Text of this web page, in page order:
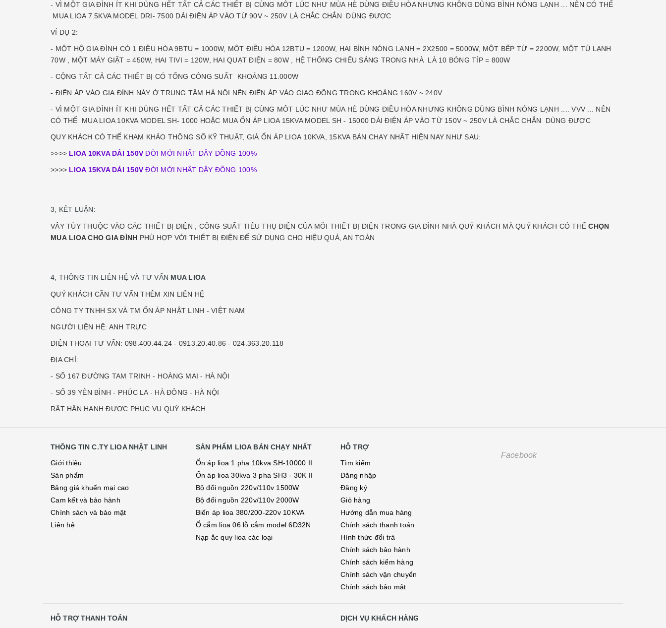
- VÌ MỘT GIA ĐÌNH ÍT KHI DÙNG HẾT TẤT CẢ CÁC THIẾT BỊ CÙNG MÔT LÚC NHƯ MÙA HÈ DÙNG ĐIỀU HÒA NHƯNG KHÔNG DÙNG BÌNH NÓNG LẠNH ... NÊN CÓ THỂ
MUA LIOA 7.5KVA MODEL DRI- 7500 DẢI ĐIỆN ÁP VÀO TỪ 90V ~ 250V LÀ CHẮC CHẮN DÙNG ĐƯỢC
VÍ DỤ 2:
- MỘT HỘ GIA ĐÌNH CÓ 1 ĐIỀU HÒA 9BTU = 1000W, MÔT ĐIỀU HÒA 12BTU = 1200W, HAI BÌNH NÓNG LẠNH = 2X2500 = 5000W, MỘT BẾP TỪ = 2200W, MỘT TỦ LẠNH
70W , MỘT MÁY GIẶT = 450W, HAI TIVI = 120W, HAI QUẠT ĐIỆN = 80W , HỆ THỐNG CHIẾU SÁNG TRONG NHÀ LÀ 10 BÓNG TÍP = 800W
- CỘNG TẤT CẢ CÁC THIẾT BỊ CÓ TỔNG CÔNG SUẤT KHOẢNG 11.000W
- ĐIỆN ÁP VÀO GIA ĐÌNH NÀY Ở TRUNG TÂM HÀ NỘI NÊN ĐIỆN ÁP VÀO GIAO ĐỘNG TRONG KHOẢNG 160V ~ 240V
- VÌ MỘT GIA ĐÌNH ÍT KHI DÙNG HẾT TẤT CẢ CÁC THIẾT BỊ CÙNG MÔT LÚC NHƯ MÙA HÈ DÙNG ĐIỀU HÒA NHƯNG KHÔNG DÙNG BÌNH NÓNG LẠNH .... VVV ... NÊN
CÓ THỂ MUA LIOA 10KVA MODEL SH- 1000 HOẶC MUA ỔN ÁP LIOA 15KVA MODEL SH - 15000 DẢI ĐIỆN ÁP VÀO TỪ 150V ~ 250V LÀ CHẮC CHẮN DÙNG ĐƯỢC
QUY KHÁCH CÓ THỂ KHAM KHẢO THÔNG SỐ KỸ THUẬT, GIÁ ỔN ÁP LIOA 10KVA, 15KVA BÁN CHẠY NHẤT HIỆN NAY NHƯ SAU:
>>>> LIOA 10KVA DẢI 150V ĐỜI MỚI NHẤT DÂY ĐỒNG 100%
>>>> LIOA 15KVA DẢI 150V ĐỜI MỚI NHẤT DÂY ĐỒNG 100%
3, KÊT LUẬN:
VÂY TÙY THUỘC VÀO CÁC THIẾT BỊ ĐIỆN , CÔNG SUẤT TIÊU THỤ ĐIỆN CỦA MỖI THIẾT BỊ ĐIỆN TRONG GIA ĐÌNH NHÀ QUÝ KHÁCH MÀ QUÝ KHÁCH CÓ THỂCHỌN
MUA LIOA CHO GIA ĐÌNH PHÙ HỢP VỚI THIẾT BỊ ĐIỆN ĐỂ SỬ DỤNG CHO HIỆU QUẢ, AN TOÀN
4, THÔNG TIN LIÊN HỆ VÀ TƯ VẤN MUA LIOA
QUÝ KHÁCH CẦN TƯ VẤN THÊM XIN LIÊN HỆ
CÔNG TY TNHH SX VÀ TM ỔN ÁP NHẬT LINH - VIỆT NAM
NGƯỜI LIỆN HỆ: ANH TRỰC
ĐIỆN THOẠI TƯ VẤN: 098.400.44.24 - 0913.20.40.86 - 024.363.20.118
ĐỊA CHỈ:
- SỐ 167 ĐƯỜNG TAM TRINH - HOÀNG MAI - HÀ NỘI
- SỐ 39 YÊN BÌNH - PHÚC LA - HÀ ĐÔNG - HÀ NỘI
RẤT HÂN HẠNH ĐƯỢC PHỤC VỤ QUÝ KHÁCH
THÔNG TIN C.TY LIOA NHẬT LINH
Giới thiệu
Sản phẩm
Bảng giá khuến mại cao
Cam kết và bảo hành
Chính sách và bảo mật
Liên hệ
SẢN PHẨM LIOA BÁN CHẠY NHẤT
Ổn áp lioa 1 pha 10kva SH-10000 II
Ổn áp lioa 30kva 3 pha SH3 - 30K II
Bộ đổi nguồn 220v/110v 1500W
Bộ đổi nguồn 220v/110v 2000W
Biến áp lioa 380/200-220v 10KVA
Ổ cắm lioa 06 lỗ cắm model 6D32N
Nạp ắc quy lioa các loại
HỖ TRỢ
Tìm kiếm
Đăng nhập
Đăng ký
Giỏ hàng
Hướng dẫn mua hàng
Chính sách thanh toán
Hình thức đổi trả
Chính sách bảo hành
Chính sách kiểm hàng
Chính sách vận chuyển
Chính sách bảo mật
Facebook
HỖ TRỢ THANH TOÁN DỊCH VỤ KHÁCH HÀNG